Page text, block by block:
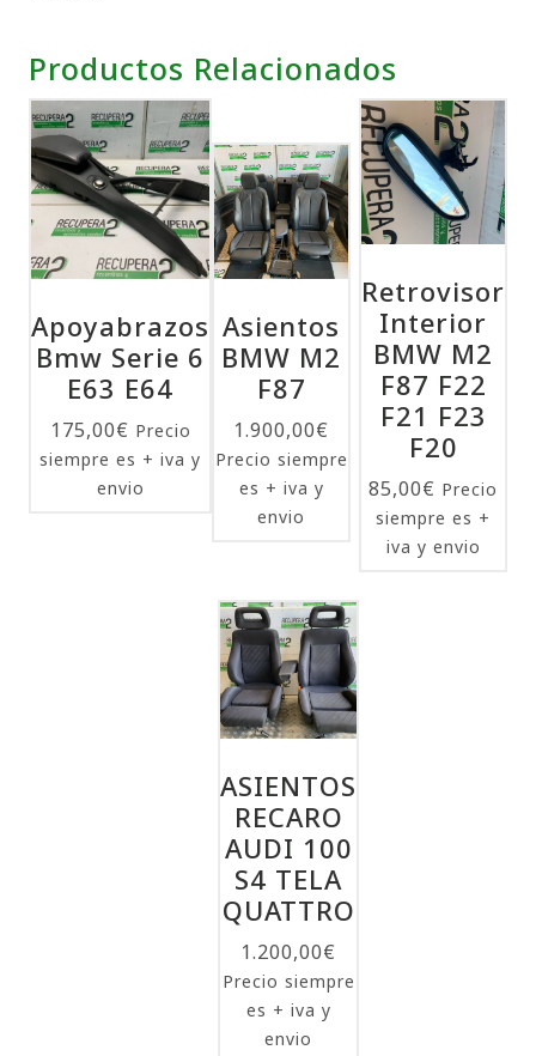
Productos Relacionados
Apoyabrazos
Bmw Serie 6
E63 E64
175,00€ Precio
siempre es + iva y
envio
Retrovisor
Interior
BMW M2
F87 F22
F21 F23
F20
85,00€ Precio
siempre es +
iva y envio
Asientos
BMW M2
F87
1.900,00€
Precio siempre
es + iva y
envio
ASIENTOS
RECARO
AUDI 100
S4 TELA
QUATTRO
1.200,00€
Precio siempre
es + iva y
envio